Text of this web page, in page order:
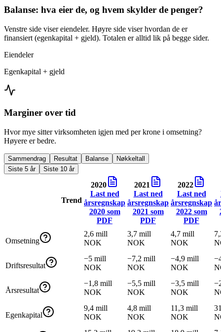
Balanse: hva eier de, og hvem skylder de penger?
Venstre side viser eiendeler. Høyre side viser hvordan de er
finansiert (egenkapital + gjeld). Totalen er alltid lik på begge sider.
Eiendeler
Egenkapital + gjeld
Marginer over tid
Hvor mye sitter virksomheten igjen med per krone i omsetning?
Høyere er bedre.
Sammendrag Resultat Balanse
Nøkkeltall
Siste 5 år
Siste 10 år
Trend
2020
Last ned
årsregnskap
2020som
PDF
2021
Last ned
årsregnskap
2021 som
PDF
2022
Last ned
årsregnskap
2022som
PDF
Omsetning
2,6 mill
NOK
3,7 mill
NOK
4,7 mill
NOK
Driftsresultat
−5 mill
NOK
−7,2 mill
NOK
−4,9 mill
NOK
Årsresultat
−1,8 mill
NOK
−5,5 mill
NOK
−3,5 mill
NOK
Egenkapital
9,4 mill
NOK
4,8 mill
NOK
11,3 mill
NOK